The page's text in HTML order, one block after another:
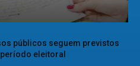
públicos seguem previstos
eleitoral